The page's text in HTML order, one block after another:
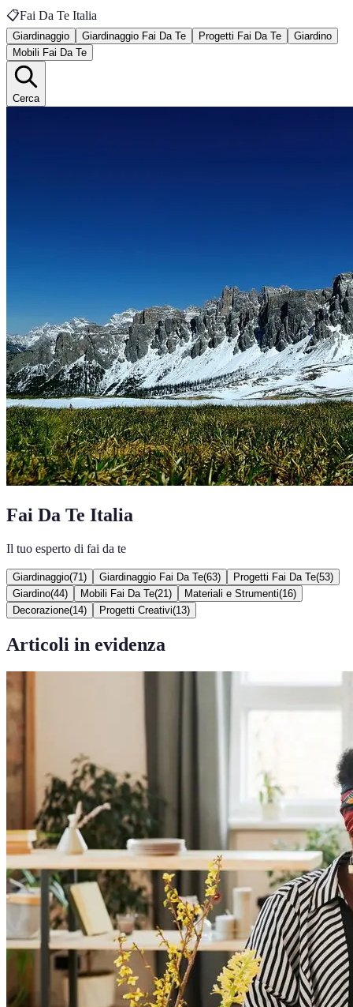
📋Fai Da Te Italia
Giardinaggio Giardinaggio Fai Da Te Progetti Fai Da Te
Giardino
Mobili Fai Da Te
Cerca
Fai Da Te Italia
Il tuo esperto di fai da te
Giardinaggio(71 ) Giardinaggio Fai Da Te(63) Progetti Fai Da Te(53)
Giardino(44) Mobili Fai Da Te(21 ) Materiali e Strumenti(16)
Decorazione(14) Progetti Creativi(13)
Articoli in evidenza